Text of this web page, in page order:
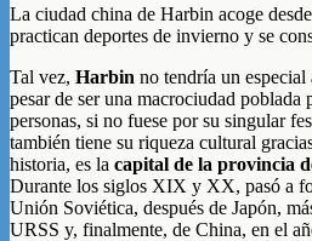
La ciudad china de Harbin acoge
practican deportes de invierno y se
Tal vez, Harbin no tendría un
pesar de ser una macrociudad poblada
personas, si no fuese por su singular
también tiene su riqueza cultural
historia, es la capital de la provincia
Durante los siglos XIX y XX, pasó a
Unión Soviética, después de Japón,
URSS y, finalmente, de China, en el